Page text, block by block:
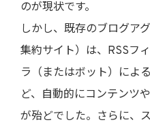
のが現状です。
しかし、既存のブログア
集約サイト）は、RSSフ
ラ（またはボット）によ
ど、自動的にコンテンツ
が殆どでした。さらに、